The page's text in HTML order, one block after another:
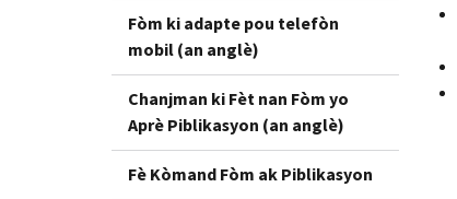
Fòm ki adapte pou telefòn
mobil (an anglè)
Chanjman ki Fèt nan Fòm yo
Aprè Piblikasyon (an anglè)
Fè Kòmand Fòm ak Piblikasyon